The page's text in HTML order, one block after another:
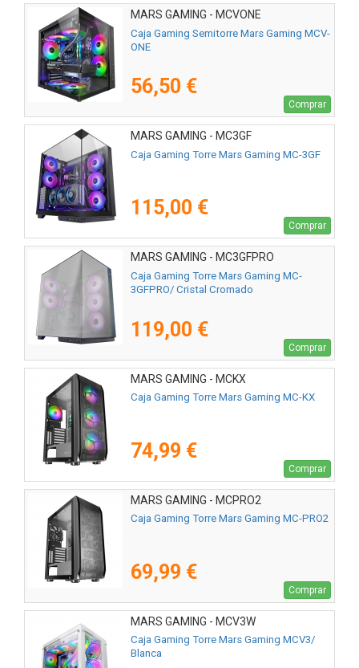
MARS GAMING - MCVONE
Caja Gaming Semitorre Mars Gaming MCV-
ONE
56,50 €
Comprar
MARS GAMING - MC3GF
Caja Gaming Torre Mars Gaming MC-3GF
115,00 €
Comprar
MARS GAMING - MC3GFPRO
Caja Gaming Torre Mars Gaming MC-
3GFPRO/ Cristal Cromado
119,00 €
Comprar
MARS GAMING - MCKX
Caja Gaming Torre Mars Gaming MC-KX
74,99 €
Comprar
MARS GAMING - MCPRO2
Caja Gaming Torre Mars Gaming MC-PRO2
69,99 €
Comprar
MARS GAMING - MCV3W
Caja Gaming Torre Mars Gaming MCV3/
Blanca